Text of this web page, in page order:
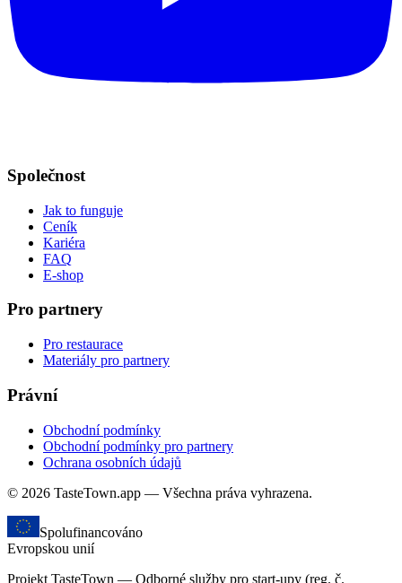
Společnost
Jak to funguje
Ceník
Kariéra
FAQ
E-shop
Pro partnery
Pro restaurace
Materiály pro partnery
Právní
Obchodní podmínky
Obchodní podmínky pro partnery
Ochrana osobních údajů
© 2026 TasteTown.app — Všechna práva vyhrazena.
Spolufinancováno
Evropskou unií
Projekt TasteTown — Odborné služby pro start-upy (reg. č.